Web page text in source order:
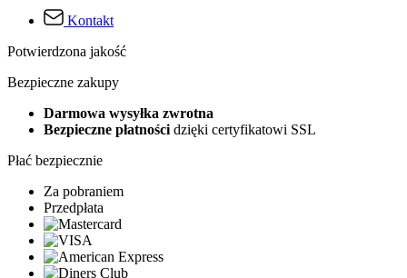
Kontakt
Potwierdzona jakość
Bezpieczne zakupy
Darmowa wysyłka zwrotna
Bezpieczne płatności dzięki certyfikatowi SSL
Płać bezpiecznie
Za pobraniem
Przedpłata